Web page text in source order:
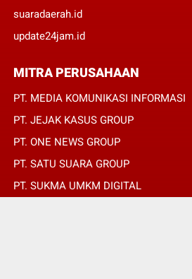
suaradaerah.id
update24jam.id
MITRA PERUSAHAAN
PT. MEDIA KOMUNIKASI INFORMASI
PT. JEJAK KASUS GROUP
PT. ONE NEWS GROUP
PT. SATU SUARA GROUP
PT. SUKMA UMKM DIGITAL